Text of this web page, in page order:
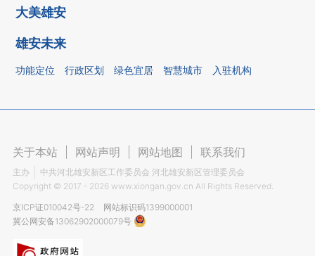
大美雄安
雄安未来
功能定位 行政区划 绿色宜居 智慧城市 入驻机构
关于本站 网站声明 网站地图 联系我们
主办
中共河北雄安新区工作委员会 河北雄安新区管理委员会
Copyright © 2017 - 2026 www.xiongan.gov.cn All Rights Reserved.
京ICP证010042号-22
网站标识码1399000001
冀公网安备13062902000079号